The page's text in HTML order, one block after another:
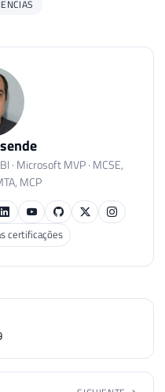
· Microsoft MVP · MCSE,
MCP
certificações